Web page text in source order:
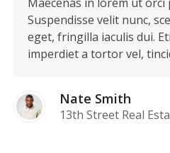
Suspendisse velit nunc,
eget, fringilla iaculis dui.
imperdiet a tortor vel,
Nate Smith
13th Street Real